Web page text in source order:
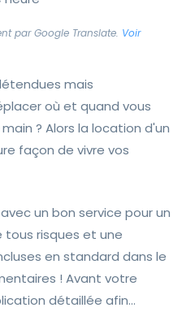
par Google Translate. Voir
mais
où et quand vous
? Alors la location d'un
façon de vivre vos
un bon service pour un
tous risques et une
en standard dans le
! Avant votre
détaillée afin...